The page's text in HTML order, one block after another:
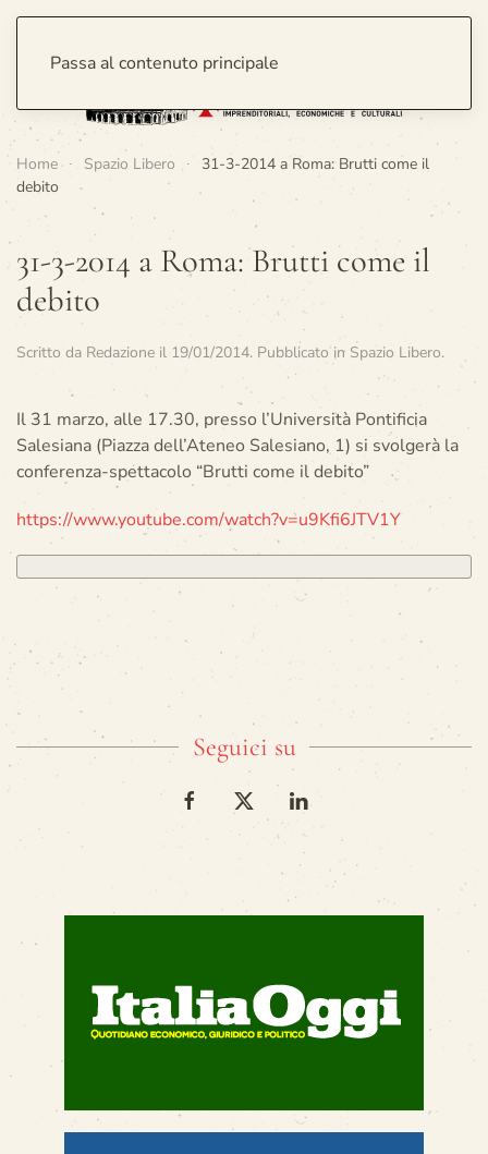
Passa al contenuto principale
Home Spazio Libero
31-3-2014 a Roma: Brutti come il
debito
31-3-2014 a Roma: Brutti come il
debito
Scritto da Redazione il 19/01/2014. Pubblicato in Spazio Libero.
Il 31 marzo, alle 17.30, presso l’Università Pontificia
Salesiana (Piazza dell’Ateneo Salesiano, 1) si svolgerà la
conferenza-spettacolo “Brutti come il debito”
https://www.youtube.com/watch?v=u9Kfi6JTV1Y
Seguici su